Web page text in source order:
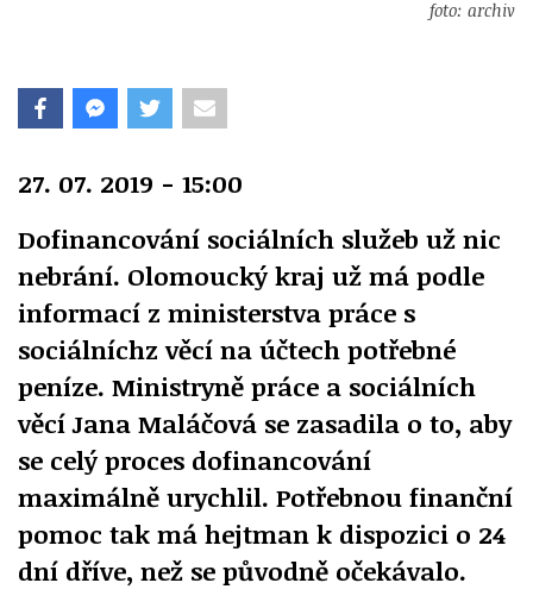
foto: archiv
27. 07. 2019 - 15:00
Dofinancování sociálních služeb už nic
nebrání. Olomoucký kraj už má podle
informací z ministerstva práce s
sociálníchz věcí na účtech potřebné
peníze. Ministryně práce a sociálních
věcí Jana Maláčová se zasadila o to, aby
se celý proces dofinancování
maximálně urychlil. Potřebnou finanční
pomoc tak má hejtman k dispozici o 24
dní dříve, než se původně očekávalo.